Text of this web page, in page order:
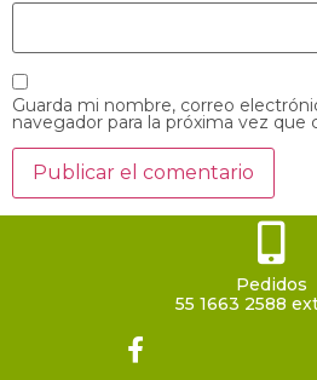
Guarda mi nombre, correo
navegador para la próxima vez que
Pedidos
55 1663 2588